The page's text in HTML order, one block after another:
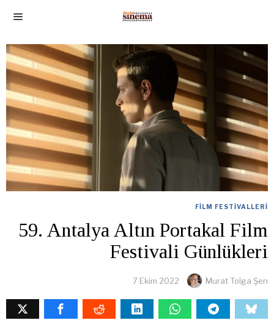
FILM FESTIVALLERI
59. Antalya Altın Portakal Film
Festivali Günlükleri
7 Ekim 2022 Murat Tolga Şen